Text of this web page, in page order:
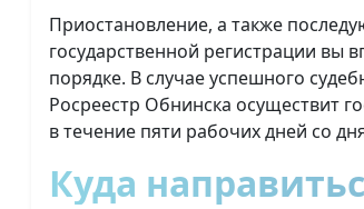
Приостановление, а также
государственной регистрации вы
порядке. В случае успешного
Росреестр Обнинска осуществит
в течение пяти рабочих дней со
Куда